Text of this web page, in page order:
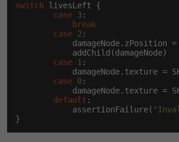
Windows
Linux
Kybernetická bezpečnost
Fórum
switch livesLeft {
case 3 :
break
case 2 :
            damageNode.zPosition =
            addChild(damageNode)
case
1 :
damageNode.texture =
case 0:
damageNode.texture =
default :
            assertionFailure(
}